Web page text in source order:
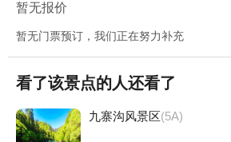
暂无报价
暂无门票预订，我们正在努力补充
看了该景点的人还看了
九寨沟风景区(5A)